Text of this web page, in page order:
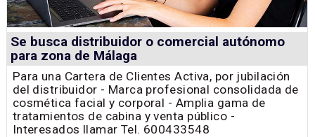
Se busca distribuidor o comercial autónomo
para zona de Málaga
Para una Cartera de Clientes Activa, por jubilación
del distribuidor - Marca profesional consolidada de
cosmética facial y corporal - Amplia gama de
tratamientos de cabina y venta público -
Interesados llamar Tel. 600433548